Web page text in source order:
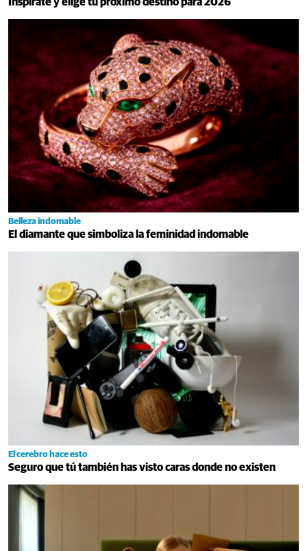
Belleza indomable
El diamante que simboliza la feminidad indomable
El cerebro hace esto
Seguro que tú también has visto caras donde no existen